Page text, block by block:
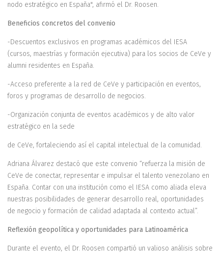
nodo estratégico en España", afirmó el Dr. Roosen.
Beneficios concretos del convenio
-Descuentos exclusivos en programas académicos del IESA
(cursos, maestrías y formación ejecutiva) para los socios de CeVe y
alumni residentes en España.
-Acceso preferente a la red de CeVe y participación en eventos,
foros y programas de desarrollo de negocios.
-Organización conjunta de eventos académicos y de alto valor
estratégico en la sede
de CeVe, fortaleciendo así el capital intelectual de la comunidad.
Adriana Álvarez destacó que este convenio “refuerza la misión de
CeVe de conectar, representar e impulsar el talento venezolano en
España. Contar con una institución como el IESA como aliada eleva
nuestras posibilidades de generar desarrollo real, oportunidades
de negocio y formación de calidad adaptada al contexto actual”.
Reflexión geopolítica y oportunidades para Latinoamérica
Durante el evento, el Dr. Roosen compartió un valioso análisis sobre